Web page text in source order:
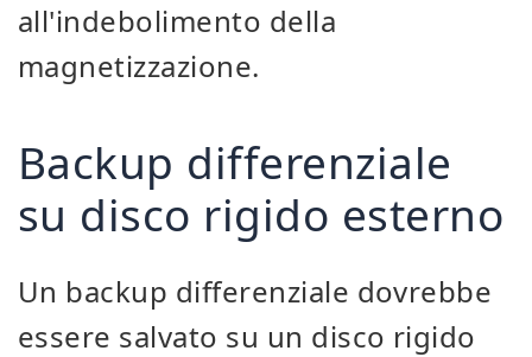
all'indebolimento della
magnetizzazione.
Backup differenziale
su disco rigido esterno
Un backup differenziale dovrebbe
essere salvato su un disco rigido